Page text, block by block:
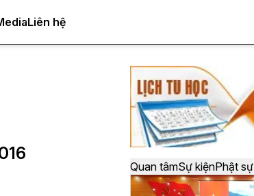
Liên hệ
Quan tâmSự kiệnPhật sự